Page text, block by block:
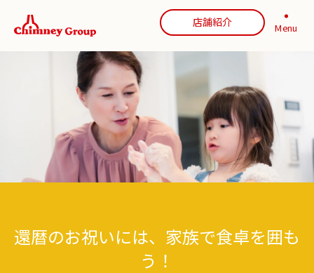
店舗紹介 Menu
還暦のお祝いには、家族で食卓を囲も
う！